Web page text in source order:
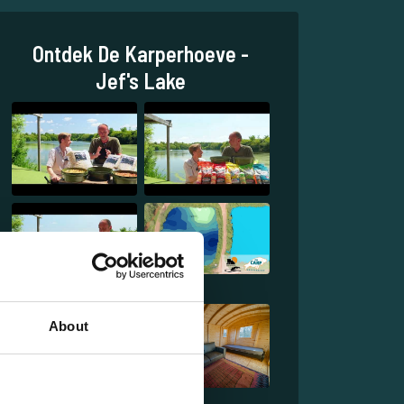
About
Ontdek De Karperhoeve -
Jef's Lake